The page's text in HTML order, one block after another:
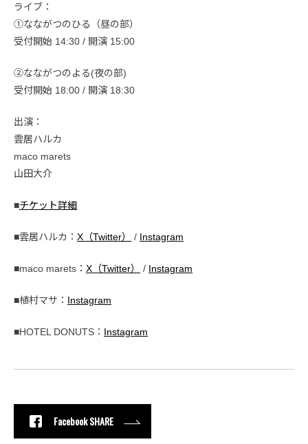
ライブ：
①なながつのひる（昼の部）
受付開始 14:30 / 開演 15:00
②なながつのよる(夜の部)
受付開始 18:00 / 開演 18:30
出演：
雲居ハルカ
maco marets
山田大介
■チケット詳細
■雲居ハルカ： X（Twitter） / Instagram
■maco marets： X（Twitter） / Instagram
■植村マサ： Instagram
■HOTEL DONUTS： Instagram
Facebook SHARE